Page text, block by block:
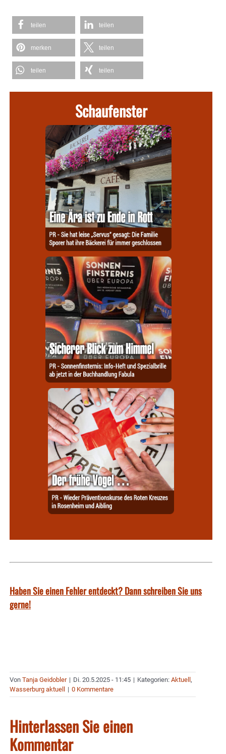
teilen teilen
merken teilen
teilen teilen
Schaufenster
Haben Sie einen Fehler entdeckt? Dann schreiben Sie uns
gerne!
Von Tanja Geidobler | Di. 20.5.2025 - 11:45 | Kategorien: Aktuell ,
Wasserburg aktuell
| 0 Kommentare
Hinterlassen Sie einen
Kommentar